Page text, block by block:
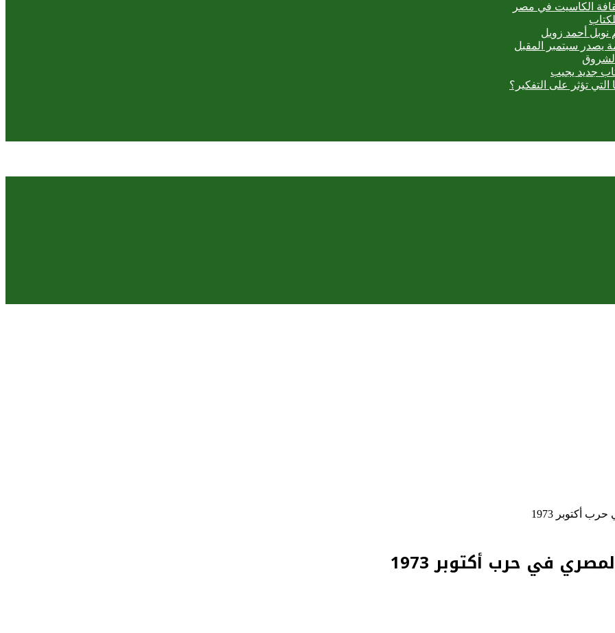
الكاسيت في مصر
نوبل أحمد زويل
يصدر سبتمبر المقبل
جديد يجيب
التي تؤثر على التفكير؟